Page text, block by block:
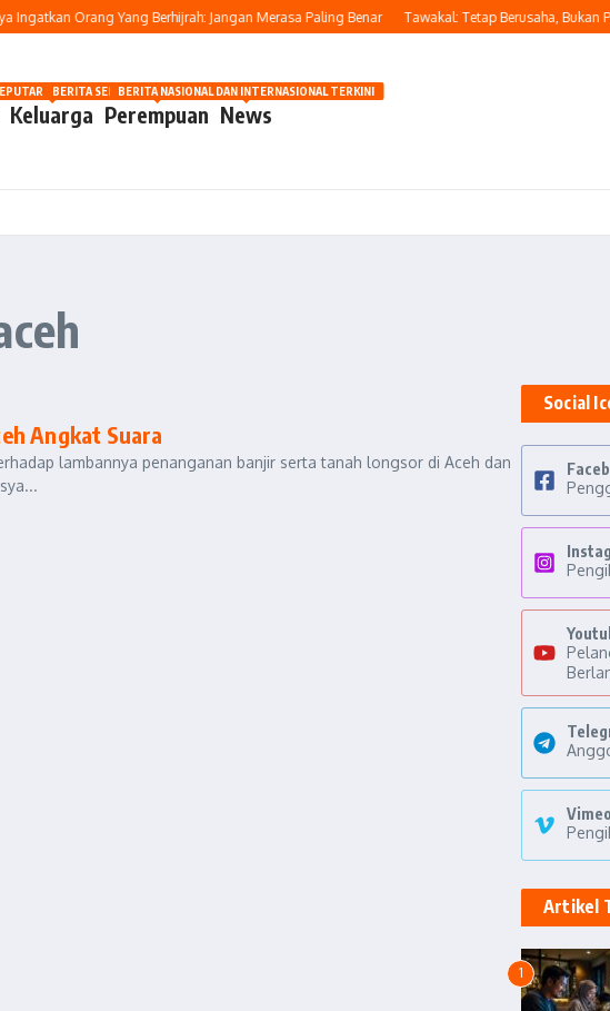
Ingatkan Orang Yang Berhijrah: Jangan Merasa Paling Benar Tawakal: Tetap Berusaha, Bukan
Keluarga
OTOMOTIF HARI INI
Perempuan
BERITA SEPUTAR KECANTIKAN WANITA
News
BERITA NASIONAL DAN INTERNASIONAL TERKINI
Angkat Suara
lambannya penanganan banjir serta tanah longsor di Aceh dan
Social
Vimeo
Artikel
1